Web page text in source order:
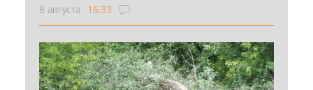
8 августа 16:33